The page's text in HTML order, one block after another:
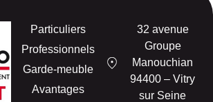
32 avenue
Groupe
Manouchian
94400 – Vitry
sur Seine
Particuliers
Professionnels
Garde-meuble
Avantages